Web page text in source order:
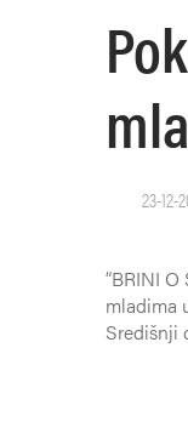
23-12-
“BRINI
mladima
Središnji